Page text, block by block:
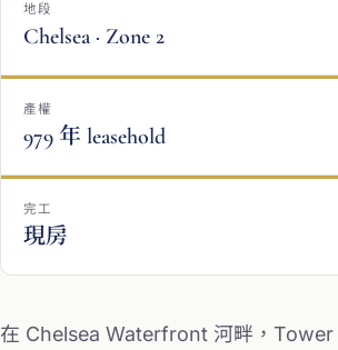
地段
Chelsea · Zone 2
產權
979 年 leasehold
完工
現房
在 Chelsea Waterfront 河畔，Tower